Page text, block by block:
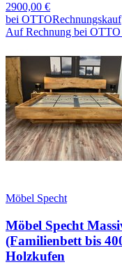
2900,00 €
bei OTTORechnungskauf
Auf Rechnung bei OTTO
Möbel Specht
Möbel Specht
(Familienbett bis
Holzkufen